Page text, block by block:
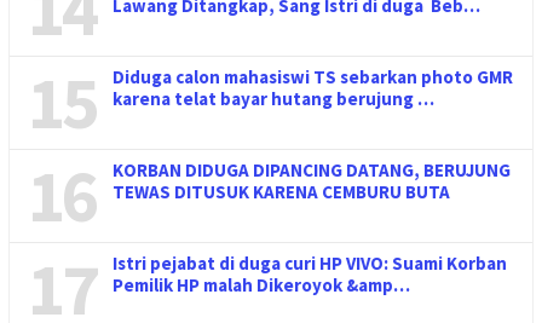
Lawang Ditangkap, Sang Istri di duga Beb…
15
Diduga calon mahasiswi TS sebarkan photo GMR
karena telat bayar hutang berujung …
16
KORBAN DIDUGA DIPANCING DATANG, BERUJUNG
TEWAS DITUSUK KARENA CEMBURU BUTA
17
Istri pejabat di duga curi HP VIVO: Suami Korban
Pemilik HP malah Dikeroyok &amp…